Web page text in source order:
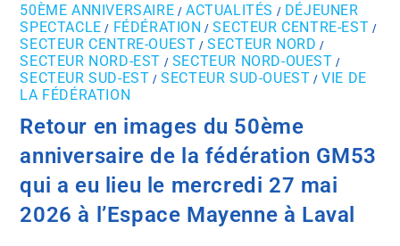
50ÈME ANNIVERSAIRE /ACTUALITÉS / DÉJEUNER
SPECTACLE / FÉDÉRATION /SECTEUR CENTRE-EST /
SECTEUR CENTRE-OUEST /SECTEUR NORD /
SECTEUR NORD-EST / SECTEUR NORD-OUEST /
SECTEUR SUD-EST /SECTEUR SUD-OUEST / VIE DE
LA FÉDÉRATION
Retour en images du 50ème
anniversaire de la fédération GM53
qui a eu lieu le mercredi 27 mai
2026 à l’Espace Mayenne à Laval